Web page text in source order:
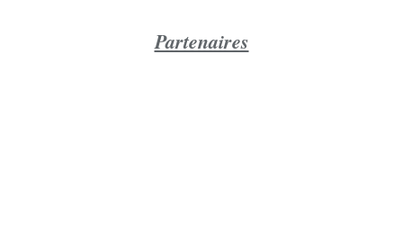
Partenaires